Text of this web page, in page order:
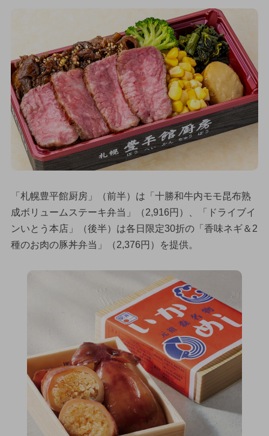
「札幌豊平館厨房」（前半）は「十勝和牛内モモ昆布熟
成ボリュームステーキ弁当」（2,916円）、「ドライブイ
ンいとう本店」（後半）は各日限定30折の「香味ネギ＆2
種のお肉の豚丼弁当」（2,376円）を提供。